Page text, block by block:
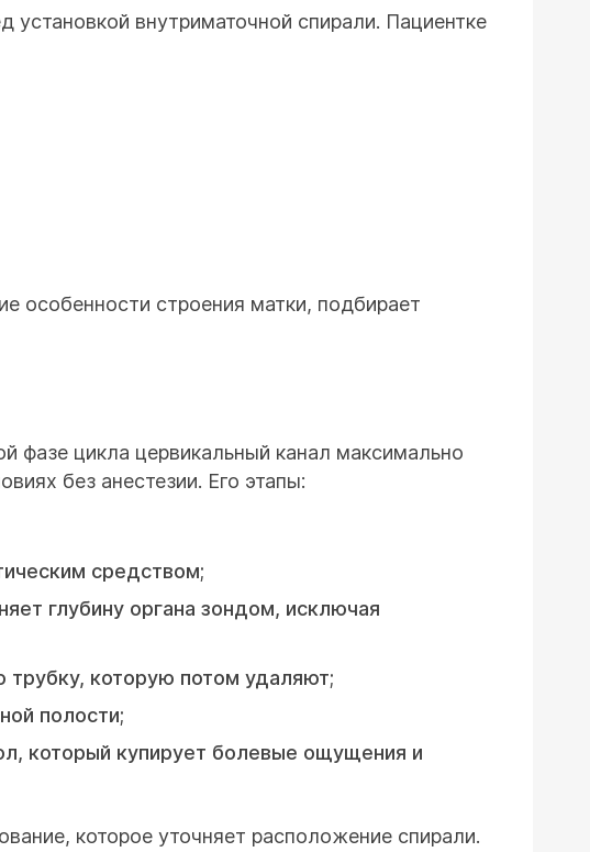
внутриматочной спирали. Пациентке
особенности строения матки, подбирает
фазе цикла цервикальный канал максимально
без анестезии. Его этапы:
средством;
глубину органа зондом, исключая
которую потом удаляют;
полости;
который купирует болевые ощущения и
которое уточняет расположение спирали.